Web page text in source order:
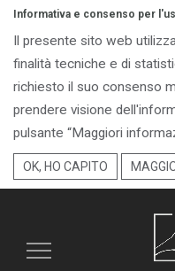
Informativa e consenso per
Il presente sito web
finalità tecniche e di
richiesto il suo consenso
prendere visione
pulsante “Maggiori
OK, HO CAPITO
Toggle